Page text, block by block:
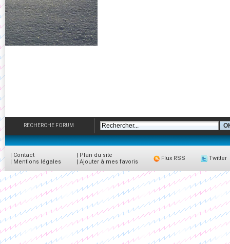
RECHERCHE FORUM
| Contact
| Mentions légales
| Plan du site
| Ajouter à mes favoris
Flux RSS Twitter